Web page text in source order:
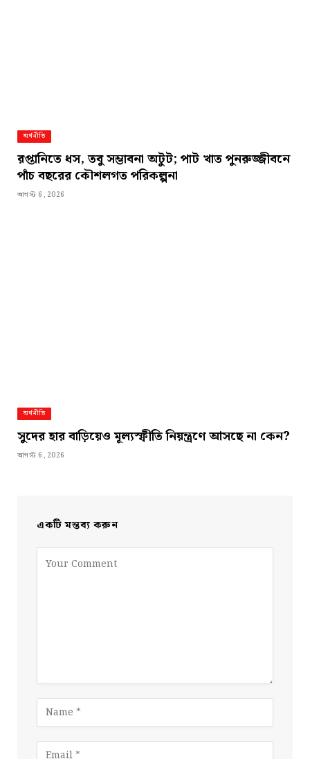
অর্থনীতি
রপ্তানিতে ধস, তবু সম্ভাবনা অটুট; পাট খাত পুনরুজ্জীবনে
পাঁচ বছরের কৌশলগত পরিকল্পনা
আগস্ট 6, 2026
অর্থনীতি
সুদের হার বাড়িয়েও মূল্যস্ফীতি নিয়ন্ত্রণে আসছে না কেন?
আগস্ট 6, 2026
একটি মন্তব্য করুন